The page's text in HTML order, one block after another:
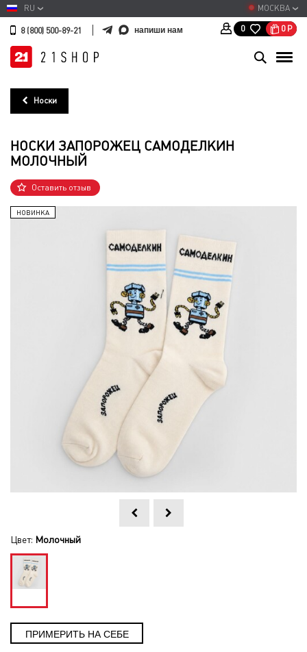
МОСКВА
RU
8 (800) 500-89-21 напиши нам 0 0 Р
Носки
НОСКИ ЗАПОРОЖЕЦ САМОДЕЛКИН
МОЛОЧНЫЙ
Оставить отзыв
НОВИНКА
Цвет: Молочный